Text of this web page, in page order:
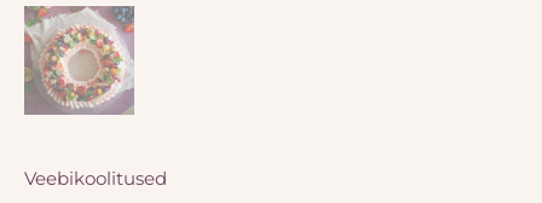
Veebikoolitused